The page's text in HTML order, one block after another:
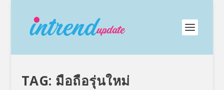
TAG: มือถือรุ่นใหม่